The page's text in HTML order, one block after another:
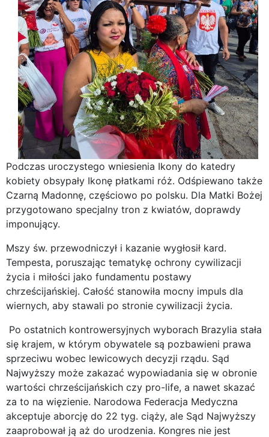
Podczas uroczystego wniesienia Ikony do katedry
kobiety obsypały Ikonę płatkami róż. Odśpiewano także
Czarną Madonnę, częściowo po polsku. Dla Matki Bożej
przygotowano specjalny tron z kwiatów, doprawdy
imponujący.
Mszy św. przewodniczył i kazanie wygłosił kard.
Tempesta, poruszając tematykę ochrony cywilizacji
życia i miłości jako fundamentu postawy
chrześcijańskiej. Całość stanowiła mocny impuls dla
wiernych, aby stawali po stronie cywilizacji życia.
Po ostatnich kontrowersyjnych wyborach Brazylia stała
się krajem, w którym obywatele są pozbawieni prawa
sprzeciwu wobec lewicowych decyzji rządu. Sąd
Najwyższy może zakazać wypowiadania się w obronie
wartości chrześcijańskich czy pro-life, a nawet skazać
za to na więzienie. Narodowa Federacja Medyczna
akceptuje aborcję do 22 tyg. ciąży, ale Sąd Najwyższy
zaaprobował ją aż do urodzenia. Kongres nie jest